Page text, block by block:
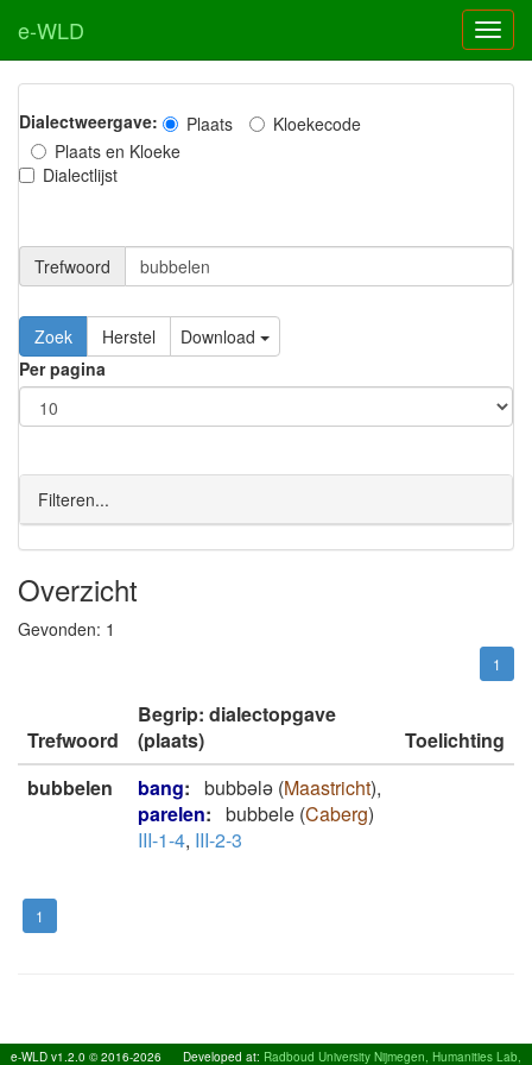
e-WLD
Dialectweergave: Plaats
Kloekecode
Plaats en Kloeke
Dialectlijst
Trefwoord
Download
Per pagina
Filteren...
Overzicht
Gevonden: 1
1
Trefwoord
Begrip: dialectopgave
(plaats)
Toelichting
bubbelen
bang: bubbələ (Maastricht),
parelen: bubbele (Caberg)
III-1-4, III-2-3
1
e-WLD v1.2.0 © 2016-2026 Developed at: Radboud University Nijmegen, Humanities Lab,